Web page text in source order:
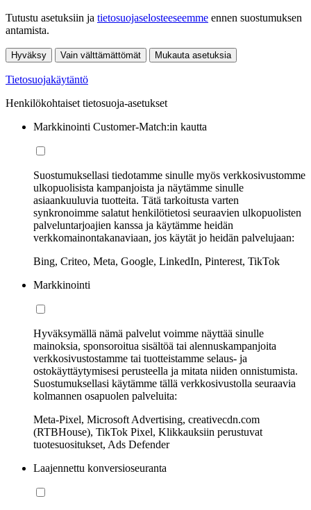
Tutustu asetuksiin ja tietosuojaselosteeseemme ennen suostumuksen
antamista.
Hyväksy Vain välttämättömät Mukauta asetuksia
Tietosuojakäytäntö
Henkilökohtaiset tietosuoja-asetukset
Markkinointi Customer-Match:in kautta
Suostumuksellasi tiedotamme sinulle myös verkkosivustomme
ulkopuolisista kampanjoista ja näytämme sinulle
asiaankuuluvia tuotteita. Tätä tarkoitusta varten
synkronoimme salatut henkilötietosi seuraavien ulkopuolisten
palveluntarjoajien kanssa ja käytämme heidän
verkkomainontakanaviaan, jos käytät jo heidän palvelujaan:
Bing, Criteo, Meta, Google, LinkedIn, Pinterest, TikTok
Markkinointi
Hyväksymällä nämä palvelut voimme näyttää sinulle
mainoksia, sponsoroitua sisältöä tai alennuskampanjoita
verkkosivustostamme tai tuotteistamme selaus- ja
ostokäyttäytymisesi perusteella ja mitata niiden onnistumista.
Suostumuksellasi käytämme tällä verkkosivustolla seuraavia
kolmannen osapuolen palveluita:
Meta-Pixel, Microsoft Advertising, creativecdn.com
(RTBHouse), TikTok Pixel, Klikkauksiin perustuvat
tuotesuositukset, Ads Defender
Laajennettu konversioseuranta